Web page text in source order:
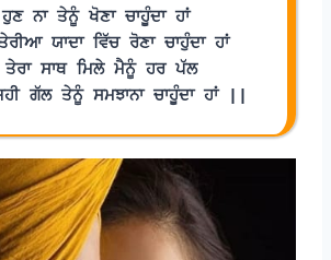
ਨਾ ਤੇਨੂੰ ਖੋਣਾ ਚਾਹੂੰਦਾ ਹਾਂ
ਯਾਦਾ ਵਿੱਚ ਰੋਣਾ ਚਾਹੁੰਦਾ ਹਾਂ
ਸਾਥ ਮਿਲੇ ਮੈਨੂੰ ਹਰ ਪੱਲ
ਗੱਲ ਤੇਨੂੰ ਸਮਝਾਨਾ ਚਾਹੂੰਦਾ ਹਾਂ ||